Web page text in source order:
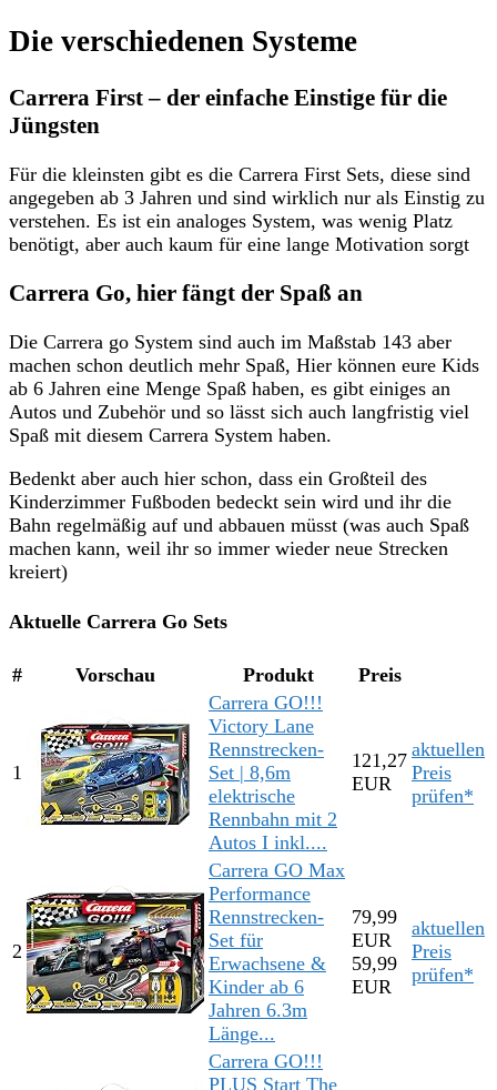
Die verschiedenen Systeme
Carrera First – der einfache Einstige für die
Jüngsten
Für die kleinsten gibt es die Carrera First Sets, diese sind
angegeben ab 3 Jahren und sind wirklich nur als Einstig zu
verstehen. Es ist ein analoges System, was wenig Platz
benötigt, aber auch kaum für eine lange Motivation sorgt
Carrera Go, hier fängt der Spaß an
Die Carrera go System sind auch im Maßstab 143 aber
machen schon deutlich mehr Spaß, Hier können eure Kids
ab 6 Jahren eine Menge Spaß haben, es gibt einiges an
Autos und Zubehör und so lässt sich auch langfristig viel
Spaß mit diesem Carrera System haben.
Bedenkt aber auch hier schon, dass ein Großteil des
Kinderzimmer Fußboden bedeckt sein wird und ihr die
Bahn regelmäßig auf und abbauen müsst (was auch Spaß
machen kann, weil ihr so immer wieder neue Strecken
kreiert)
Aktuelle Carrera Go Sets
# Vorschau Produkt Preis
1
Carrera GO!!!
Victory Lane
Rennstrecken-
Set | 8,6m
elektrische
Rennbahn mit 2
Autos I inkl....
121,27
EUR
aktuellen
Preis
prüfen*
2
Carrera GO Max
Performance
Rennstrecken-
Set für
Erwachsene &
Kinder ab 6
Jahren 6.3m
Länge...
79,99
EUR
59,99
EUR
aktuellen
Preis
prüfen*
Carrera GO!!!
PLUS Start The